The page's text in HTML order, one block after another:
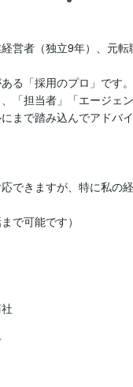
営者（独立9年）、元転
る「採用のプロ」です
「担当者」「エージェ
まで踏み込んでアドバ
応できますが、特に私の
で可能です）